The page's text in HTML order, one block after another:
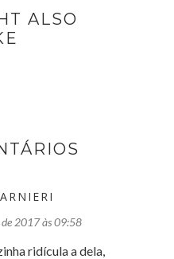
ALSO
de 2017 às 09:58
ridícula a dela,